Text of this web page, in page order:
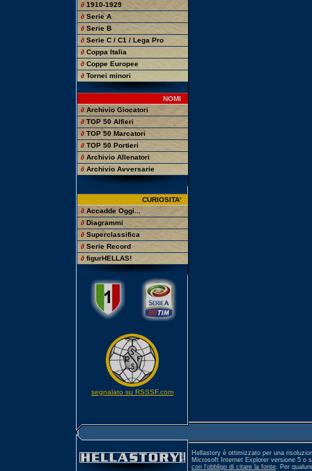
∂ 1910-1929
∂ Serie A
∂ Serie B
∂ Serie C / C1 / Lega Pro
∂ Coppa Italia
∂ Coppe Europee
∂ Tornei minori
NOMI
∂ Archivio Giocatori
∂ TOP 50 Alfieri
∂ TOP 50 Marcatori
∂ TOP 50 Portieri
∂ Archivio Allenatori
∂ Archivio Avversarie
CURIOSITA'
∂ Accadde Oggi...
∂ Diagrammi
∂ Superclassifica
∂ Serie Record
∂ figurHELLAS!
segnalato su RSSSF.com
Hellastory è ottimizzato per una
Microsoft Internet Explorer versione 5 o
con l'obbligo di citare la fonte. Per